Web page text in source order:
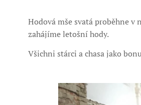
Hodová mše svatá proběhne v
zahájíme letošní hody.
Všichni stárci a chasa jako